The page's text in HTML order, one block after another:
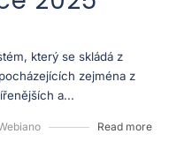
který se skládá z
zejména z
a...
Read more